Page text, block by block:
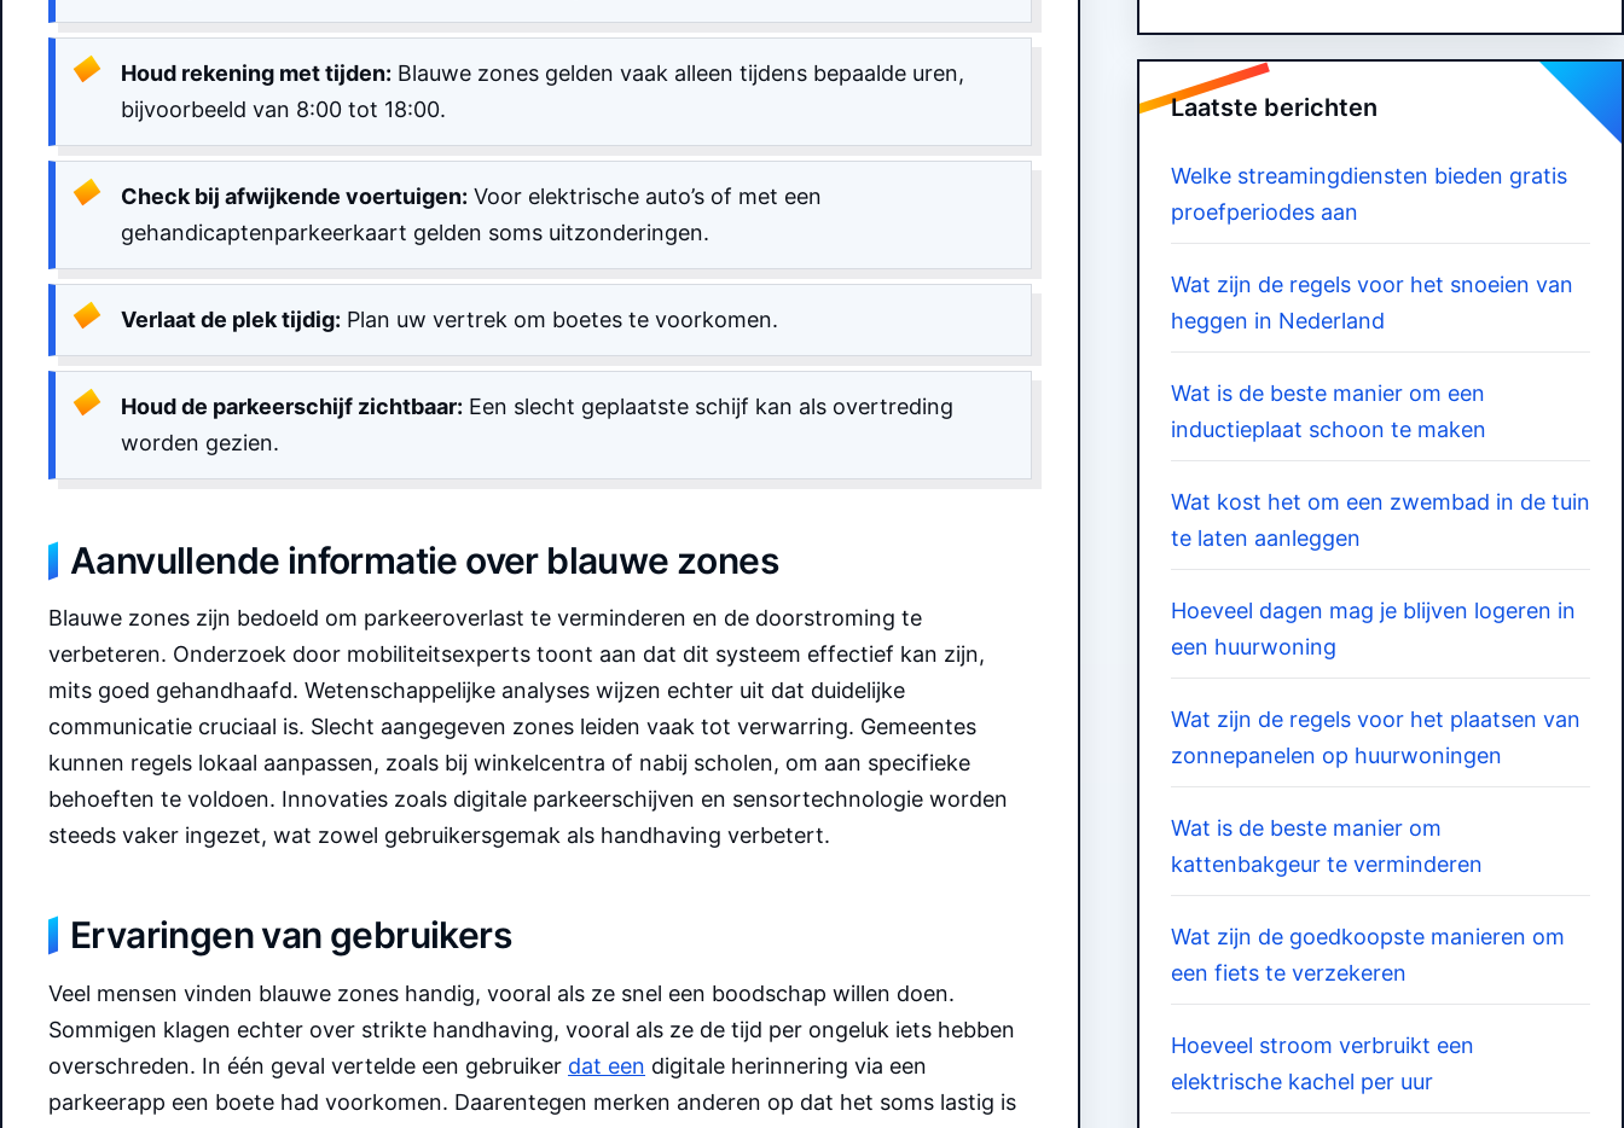
Houd rekening met tijden: Blauwe zones gelden vaak alleen tijdens bepaalde uren,
bijvoorbeeld van 8:00 tot 18:00.
Check bij afwijkende voertuigen: Voor elektrische auto’s of met een
gehandicaptenparkeerkaart gelden soms uitzonderingen.
Verlaat de plek tijdig: Plan uw vertrek om boetes te voorkomen.
Houd de parkeerschijf zichtbaar: Een slecht geplaatste schijf kan als overtreding
worden gezien.
Aanvullende informatie over blauwe zones
Blauwe zones zijn bedoeld om parkeeroverlast te verminderen en de doorstroming te
verbeteren. Onderzoek door mobiliteitsexperts toont aan dat dit systeem effectief kan zijn,
mits goed gehandhaafd. Wetenschappelijke analyses wijzen echter uit dat duidelijke
communicatie cruciaal is. Slecht aangegeven zones leiden vaak tot verwarring. Gemeentes
kunnen regels lokaal aanpassen, zoals bij winkelcentra of nabij scholen, om aan specifieke
behoeften te voldoen. Innovaties zoals digitale parkeerschijven en sensortechnologie worden
steeds vaker ingezet, wat zowel gebruikersgemak als handhaving verbetert.
Ervaringen van gebruikers
Veel mensen vinden blauwe zones handig, vooral als ze snel een boodschap willen doen.
Sommigen klagen echter over strikte handhaving, vooral als ze de tijd per ongeluk iets hebben
overschreden. In één geval vertelde een gebruiker dat een digitale herinnering via een
parkeerapp een boete had voorkomen. Daarentegen merken anderen op dat het soms lastig is
Laatste berichten
Welke streamingdiensten bieden gratis
proefperiodes aan
Wat zijn de regels voor het snoeien van
heggen in Nederland
Wat is de beste manier om een
inductieplaat schoon te maken
Wat kost het om een zwembad in de tuin
te laten aanleggen
Hoeveel dagen mag je blijven logeren in
een huurwoning
Wat zijn de regels voor het plaatsen van
zonnepanelen op huurwoningen
Wat is de beste manier om
kattenbakgeur te verminderen
Wat zijn de goedkoopste manieren om
een fiets te verzekeren
Hoeveel stroom verbruikt een
elektrische kachel per uur